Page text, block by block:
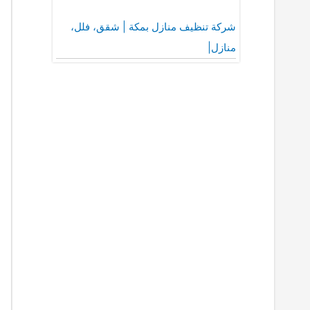
شركة تنظيف منازل بمكة | شقق، فلل،
منازل|